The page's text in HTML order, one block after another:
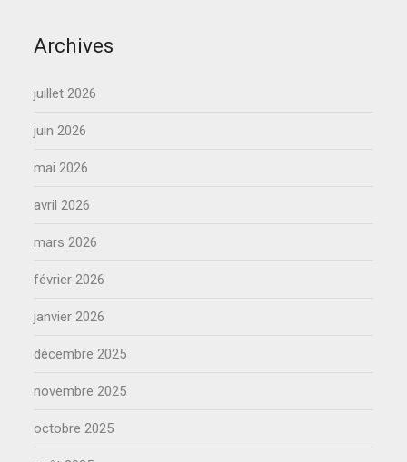
Archives
juillet 2026
juin 2026
mai 2026
avril 2026
mars 2026
février 2026
janvier 2026
décembre 2025
novembre 2025
octobre 2025